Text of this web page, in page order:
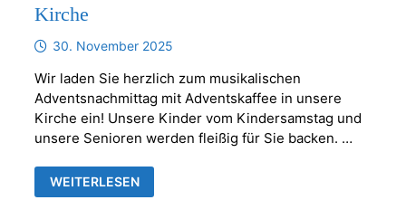
Kirche
30. November 2025
Wir laden Sie herzlich zum musikalischen
Adventsnachmittag mit Adventskaffee in unsere
Kirche ein! Unsere Kinder vom Kindersamstag und
unsere Senioren werden fleißig für Sie backen. …
MUSIKALISCHER
ADVENTNACHMITTAG
WEITERLESEN